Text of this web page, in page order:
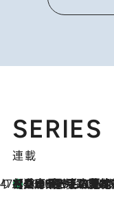
SERIES
連載
47都道府県の手みやげ ひんやりスイーツで夏を満喫
2026.8.8
【兵庫県】この夏絶対食べたい 冷やしておいしいおやつ3選 淡路島の恵みをジェラートに集約